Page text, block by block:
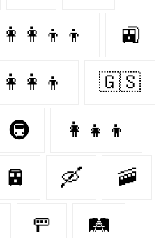
👩‍👩‍👦‍👦 🚉
👩‍👩‍👦 🇬🇸
🚇 👩‍👧‍👦
🚈 🛶 🚠
🚥 🛤